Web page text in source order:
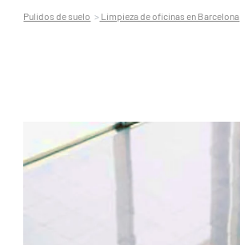
Pulidos de suelo Limpieza de oficinas en Barcelona